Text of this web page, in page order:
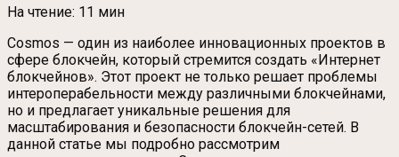
На чтение: 11 мин
Cosmos — один из наиболее инновационных проектов в
сфере блокчейн, который стремится создать «Интернет
блокчейнов». Этот проект не только решает проблемы
интероперабельности между различными блокчейнами,
но и предлагает уникальные решения для
масштабирования и безопасности блокчейн-сетей. В
данной статье мы подробно рассмотрим